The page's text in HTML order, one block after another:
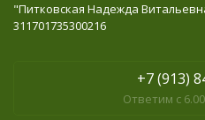
"Питковская Надежда
311701735300216
+7 (913)
Ответим с